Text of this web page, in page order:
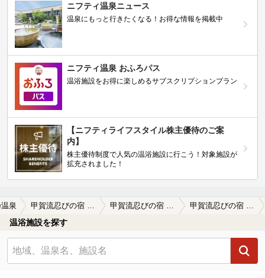
ニフティ温泉ニュース
温泉にもっと行きたくなる！お得な情報を掲載中
ニフティ温泉 おふろパス
温浴施設をお得に楽しめるサブスクリプションプラン
【ニフティライフスタイル株主優待のご案
内】
株主優待制度で人気の温浴施設に行こう！対象施設が
拡充されました！
泉
温浴施設を探す